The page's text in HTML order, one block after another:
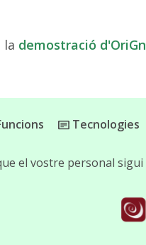
la demostració d'OriGn
Tecnologies
el vostre personal